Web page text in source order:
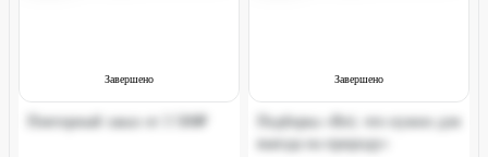
Завершено
Повторный заказ от 3 500₽
Завершено
Подборка «Всё, что нужно для
выезда на природу»